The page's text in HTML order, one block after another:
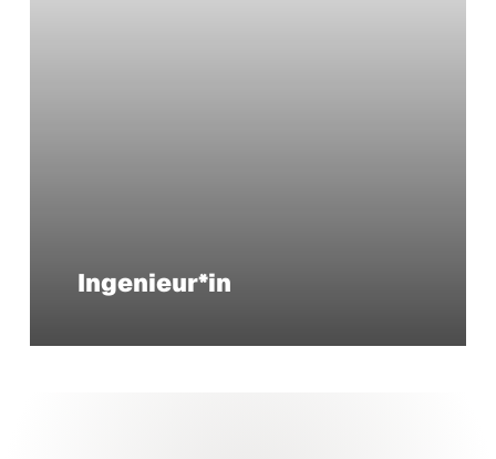
Ingenieur*in